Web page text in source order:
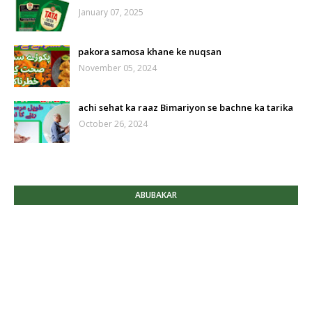
January 07, 2025
pakora samosa khane ke nuqsan
November 05, 2024
achi sehat ka raaz Bimariyon se bachne ka tarika
October 26, 2024
ABUBAKAR